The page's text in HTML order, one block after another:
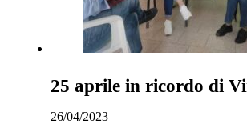
25 aprile in ricordo di
26/04/2023